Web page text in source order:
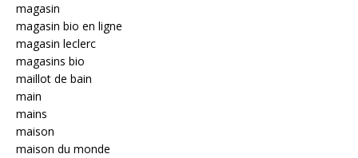
magasin
magasin bio en ligne
magasin leclerc
magasins bio
maillot de bain
main
mains
maison
maison du monde